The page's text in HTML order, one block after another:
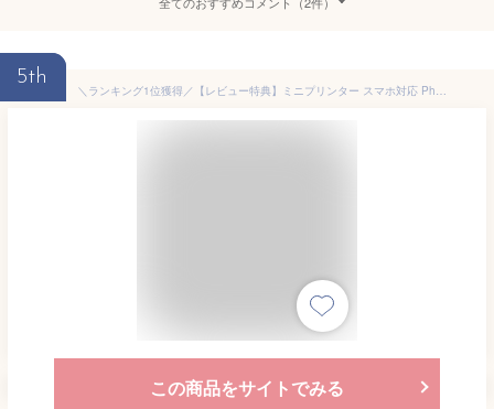
5th
＼ランキング1位獲得／【レビュー特典】ミニプリンター スマホ対応 Phomemo T02 サーマルプリンター モバイルプリンター ポータブルプリンター コンパクトプリンター メモプリンター フォトプリンター 203dpi Bluetooth接続 感熱紙1個付き
この商品をサイトでみる